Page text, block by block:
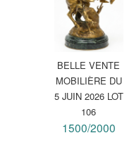
BELLE VENTE
MOBILIÈRE DU
5 JUIN 2026 LOT
106
1500/2000